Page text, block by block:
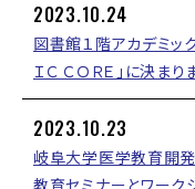
2023.10.24
図書館１階アカデミック
ＩＣ ＣＯＲＥ」に決まり
2023.10.23
岐阜大学医学教育開
教育セミナーとワーク